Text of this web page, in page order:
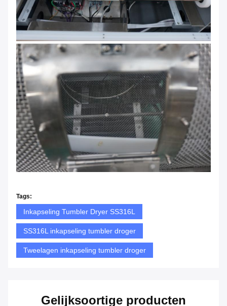
Tags:
Inkapseling Tumbler Dryer SS316L
SS316L inkapseling tumbler droger
Tweelagen inkapseling tumbler droger
Gelijksoortige producten